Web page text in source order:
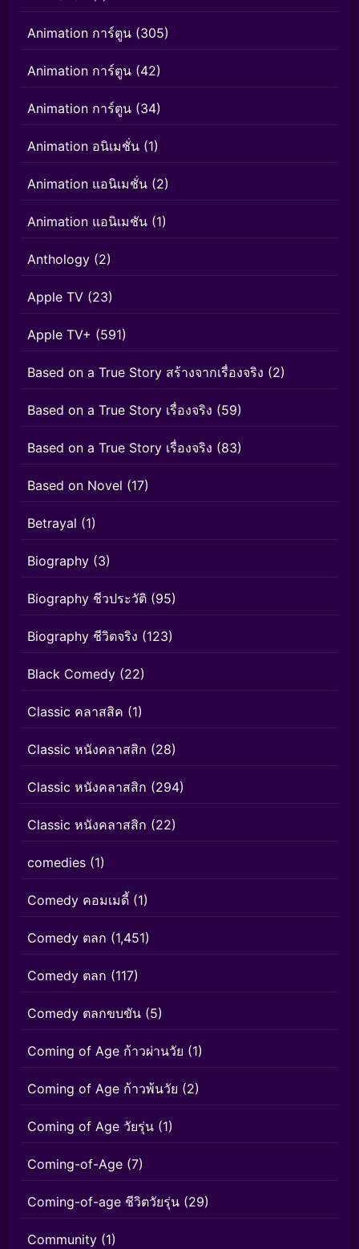
Animation การ์ตูน (305)
Animation การ์ตูน (42)
Animation การ์ตูน (34)
Animation อนิเมชั่น (1)
Animation แอนิเมชั่น (2)
Animation แอนิเมชัน (1)
Anthology (2)
Apple TV (23)
Apple TV+ (591)
Based on a True Story สร้างจากเรื่องจริง (2)
Based on a True Story เรื่องจริง (59)
Based on a True Story เรื่องจริง (83)
Based on Novel (17)
Betrayal (1)
Biography (3)
Biography ชีวประวัติ (95)
Biography ชีวิตจริง (123)
Black Comedy (22)
Classic คลาสสิค (1)
Classic หนังคลาสสิก (28)
Classic หนังคลาสสิก (294)
Classic หนังคลาสสิก (22)
comedies (1)
Comedy คอมเมดี้ (1)
Comedy ตลก (1,451)
Comedy ตลก (117)
Comedy ตลกขบขัน (5)
Coming of Age ก้าวผ่านวัย (1)
Coming of Age ก้าวพ้นวัย (2)
Coming of Age วัยรุ่น (1)
Coming-of-Age (7)
Coming-of-age ชีวิตวัยรุ่น (29)
Community (1)